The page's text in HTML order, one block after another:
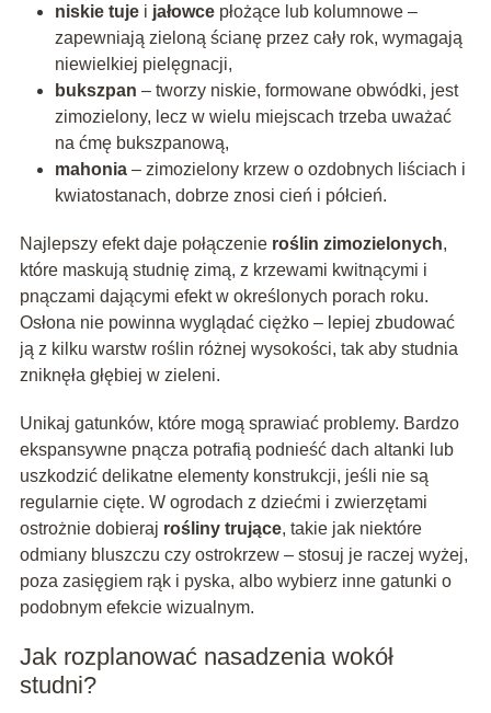
niskie tujei jałowcepłożące lub kolumnowe –
zapewniają zieloną ścianę przez cały rok, wymagają
niewielkiej pielęgnacji,
bukszpan – tworzy niskie, formowane obwódki, jest
zimozielony, lecz w wielu miejscach trzeba uważać
na ćmę bukszpanową,
mahonia– zimozielony krzew o ozdobnych liściach i
kwiatostanach, dobrze znosi cień i półcień.
Najlepszy efekt daje połączenie roślin zimozielonych,
które maskują studnię zimą, z krzewami kwitnącymi i
pnączami dającymi efekt w określonych porach roku.
Osłona nie powinna wyglądać ciężko – lepiej zbudować
ją z kilku warstw roślin różnej wysokości, tak aby studnia
zniknęła głębiej w zieleni.
Unikaj gatunków, które mogą sprawiać problemy. Bardzo
ekspansywne pnącza potrafią podnieść dach altanki lub
uszkodzić delikatne elementy konstrukcji, jeśli nie są
regularnie cięte. W ogrodach z dziećmi i zwierzętami
ostrożnie dobieraj rośliny trujące, takie jak niektóre
odmiany bluszczu czy ostrokrzew – stosuj je raczej wyżej,
poza zasięgiem rąk i pyska, albo wybierz inne gatunki o
podobnym efekcie wizualnym.
Jak rozplanować nasadzenia wokół
studni?